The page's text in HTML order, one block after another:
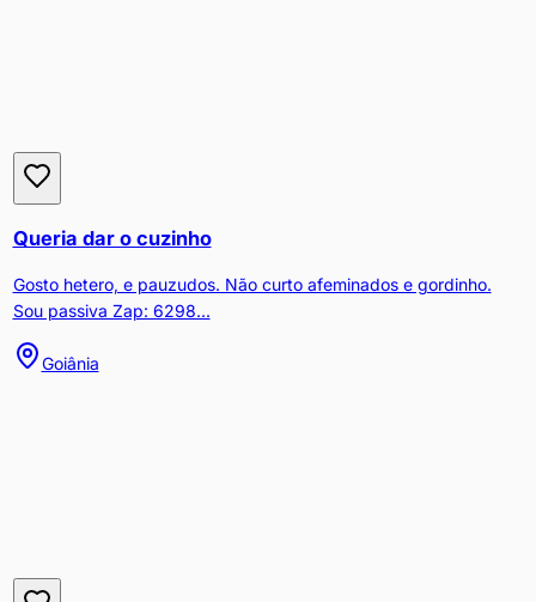
Queria dar o cuzinho
Gosto hetero, e pauzudos. Não curto afeminados e gordinho.
Sou passiva Zap: 6298...
Goiânia